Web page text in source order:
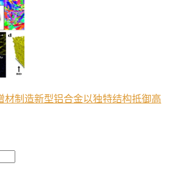
材制造新型铝合金以独特结构抵御高